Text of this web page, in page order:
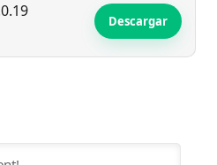
Descargar